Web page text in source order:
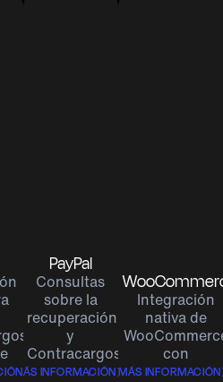
PayPal
Consultas
sobre la
recuperación:
y
Contracargos
MÁS INFORMACIÓN
Integración
nativa de
con
MÁS INFORMACIÓN